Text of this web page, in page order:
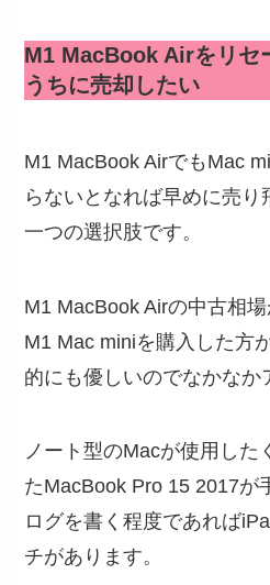
M1 MacBook Airをリセ
うちに売却したい
M1 MacBook AirでもMac
らないとなれば早めに売り
一つの選択肢です。
M1 MacBook Airの中古相
M1 Mac miniを購入した方
的にも優しいのでなかなか
ノート型のMacが使用した
たMacBook Pro 15 2017が
ログを書く程度であれば
チがあります。